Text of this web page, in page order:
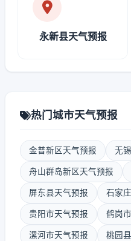
永新县天气预报
热门城市天气预报
金普新区天气预报 无
舟山群岛新区天气预报
屏东县天气预报 石家
贵阳市天气预报 鹤岗
漯河市天气预报 桃园